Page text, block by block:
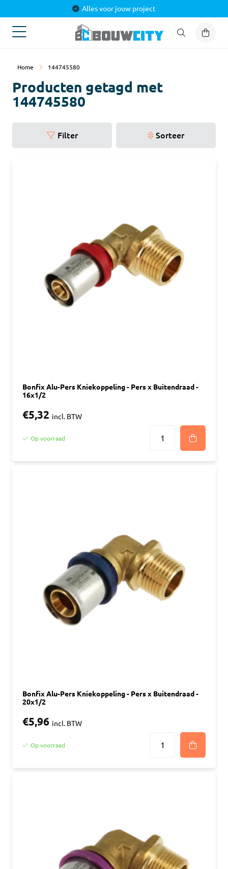
Alles voor jouw project
Home 144745580
Producten getagd met
144745580
Filter Sorteer
Bonfix Alu-Pers Kniekoppeling - Pers x Buitendraad -
16x1/2
€5,32 incl. BTW
Op voorraad
Bonfix Alu-Pers Kniekoppeling - Pers x Buitendraad -
20x1/2
€5,96 incl. BTW
Op voorraad